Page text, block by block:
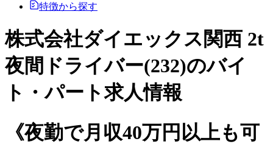
特徴から探す
株式会社ダイエックス関西 2t
夜間ドライバー(232)のバイ
ト・パート求人情報
《夜勤で月収40万円以上も可